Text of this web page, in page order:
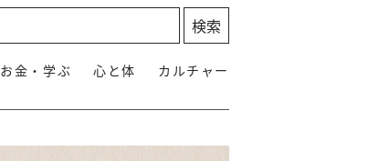
お金・学ぶ 心と体 カルチャー